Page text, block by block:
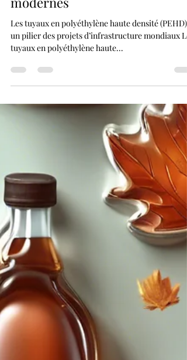
Les avantages des conduites en
PEHD dans les infrastructures
modernes
Les tuyaux en polyéthylène haute densité (PEHD) :
tuyaux en polyéthylène haute...